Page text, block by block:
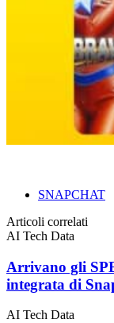
SNAPCHAT
Articoli correlati
AI Tech Data
Arrivano gli
integrata di
AI Tech Data